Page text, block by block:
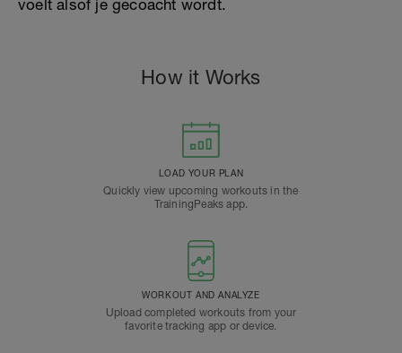
voelt alsof je gecoacht wordt.
How it Works
LOAD YOUR PLAN
Quickly view upcoming workouts in the
TrainingPeaks app.
WORKOUT AND ANALYZE
Upload completed workouts from your
favorite tracking app or device.